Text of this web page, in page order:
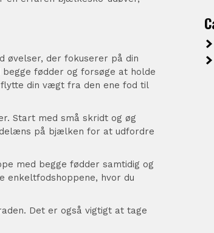
øvelser, der fokuserer på din
fødder og forsøge at holde
din vægt fra den ene fod til
Start med små skridt og øg
på bjælken for at udfordre
med begge fødder samtidig og
enkeltfodshoppene, hvor du
Det er også vigtigt at tage